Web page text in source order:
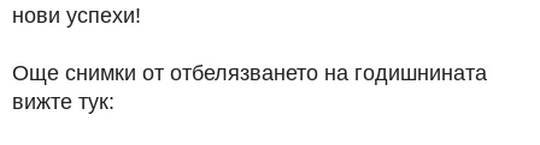
нови успехи!
Още снимки от отбелязването на годишнината
вижте тук: